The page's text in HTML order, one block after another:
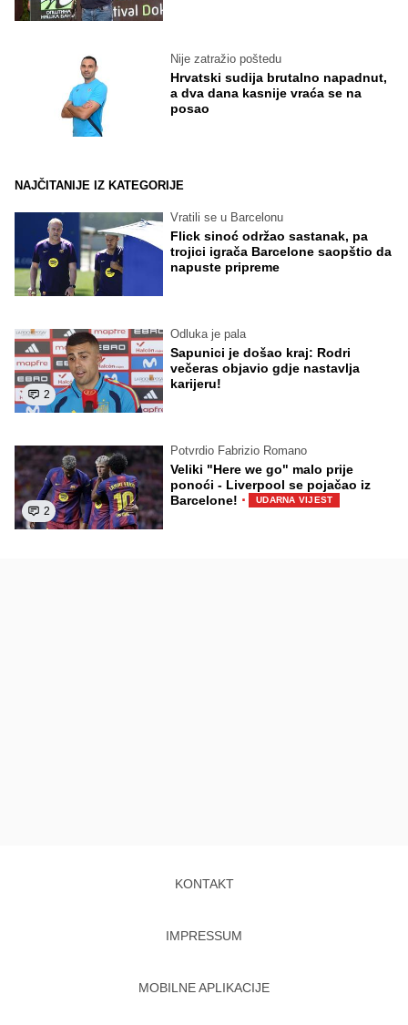
Nije zatražio poštedu
Hrvatski sudija brutalno napadnut,
a dva dana kasnije vraća se na
posao
NAJČITANIJE IZ KATEGORIJE
Vratili se u Barcelonu
Flick sinoć održao sastanak, pa
trojici igrača Barcelone saopštio da
napuste pripreme
2
Odluka je pala
Sapunici je došao kraj: Rodri
večeras objavio gdje nastavlja
karijeru!
2
Potvrdio Fabrizio Romano
Veliki "Here we go" malo prije
ponoći - Liverpool se pojačao iz
Barcelone! · UDARNA VIJEST
KONTAKT
IMPRESSUM
MOBILNE APLIKACIJE